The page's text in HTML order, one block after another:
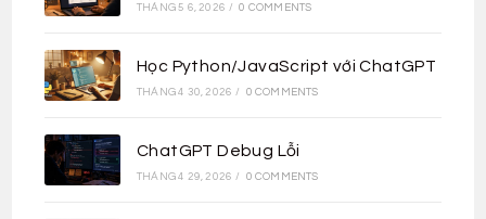
THÁNG 5 6, 2026 / 0 COMMENTS
Học Python/JavaScript với ChatGPT
THÁNG 4 30, 2026 / 0 COMMENTS
ChatGPT Debug Lỗi
THÁNG 4 29, 2026 / 0 COMMENTS